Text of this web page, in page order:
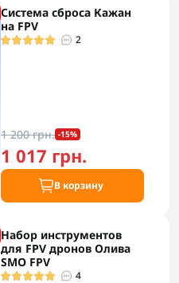
Система сброса Кажан
на FPV
2
1 200 грн. -15%
1 017 грн.
В корзину
Набор инструментов
для FPV дронов Олива
SMO FPV
4